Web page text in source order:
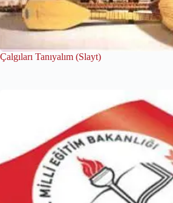
Çalgıları Tanıyalım (Slayt)